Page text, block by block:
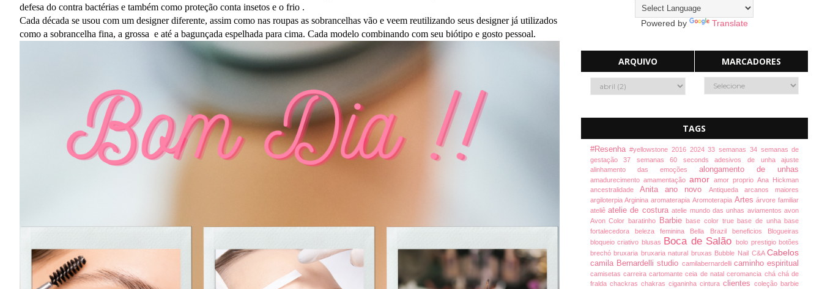
defesa do contra bactérias e também como proteção conta insetos e o frio .
Cada década se usou com um designer diferente, assim como nas roupas as sobrancelhas vão e veem reutilizando seus designer já utilizados
como a sobrancelha fina, a grossa e até a bagunçada espelhada para cima. Cada modelo combinando com seu biótipo e gosto pessoal.
Powered by Translate
ARQUIVO MARCADORES
TAGS
#Resenha#yellowstone 2016 202433 semanas 34 semanas de
gestação37 semanas60 secondsadesivos de unhaajuste
alinhamento das emoções alongamento de unhas
amadurecimento amamentação amor amor proprioAna Hickman
ancestralidade Anitaano novo Antiqueda arcanos maiores
argiloterpiaArgininaaromaterapia Aromoterapia Artesárvore familiar
ateliê atelie de costuraatelie mundo das unhas aviamentosavon
Avon Color baratinho Barbiebase color truebase de unhabase
fortalecedora beleza feminina Bella Brazil beneficios Blogueiras
bloqueio criativo blusas Boca de Salãobolo prestigiobotões
brechóbruxaria bruxaria natural bruxas Bubble Nail C&ACabelos
camila Bernardelli studio camilabernardelli caminho espiritual
camisetas carreiracartomanteceia de natalceromancia chá chá de
fralda chackras chakras ciganinha cinturaclientescoleção barbie